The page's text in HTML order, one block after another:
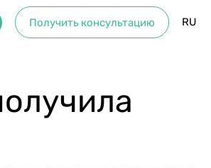
Получить консультацию RU